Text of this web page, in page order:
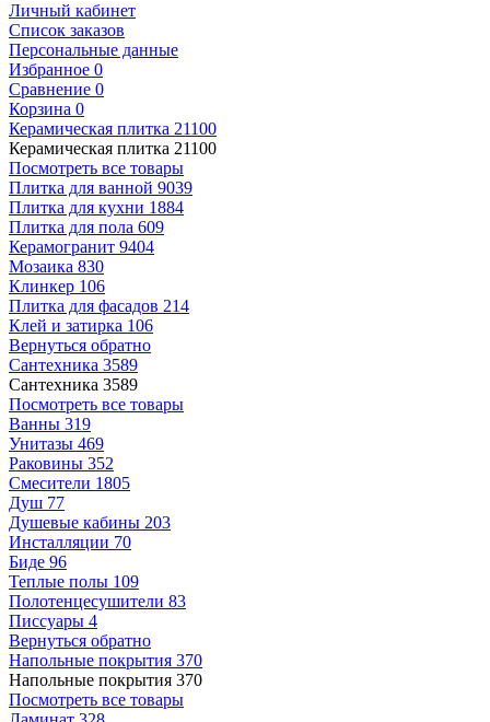
Личный кабинет
Список заказов
Персональные данные
Избранное 0
Сравнение 0
Корзина 0
Керамическая плитка 21100
Керамическая плитка 21100
Посмотреть все товары
Плитка для ванной 9039
Плитка для кухни 1884
Плитка для пола 609
Керамогранит 9404
Мозаика 830
Клинкер 106
Плитка для фасадов 214
Клей и затирка 106
Вернуться обратно
Сантехника 3589
Сантехника 3589
Посмотреть все товары
Ванны 319
Унитазы 469
Раковины 352
Смесители 1805
Душ 77
Душевые кабины 203
Инсталляции 70
Биде 96
Теплые полы 109
Полотенцесушители 83
Писсуары 4
Вернуться обратно
Напольные покрытия 370
Напольные покрытия 370
Посмотреть все товары